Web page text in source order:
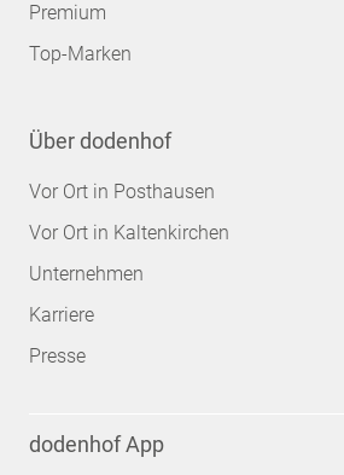
Premium
Top-Marken
Über dodenhof
Vor Ort in Posthausen
Vor Ort in Kaltenkirchen
Unternehmen
Karriere
Presse
dodenhof App